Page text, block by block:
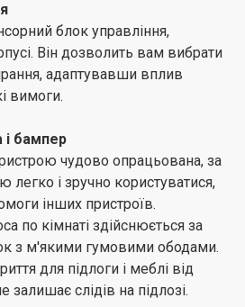
підвищує комфорт
тому що воно не вимагає від
Ви економите час і сили,
важливі завдання.
блок управління,
Він дозволить вам вибрати
адаптувавши вплив
вимоги.
і бампер
чудово опрацьована, за
легко і зручно користуватися,
інших пристроїв.
по кімнаті здійснюється за
з м'якими гумовими ободами.
для підлоги і меблі від
залишає слідів на підлозі.